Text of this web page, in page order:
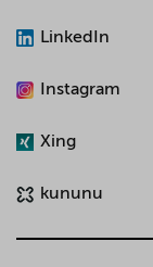
LinkedIn
Instagram
Xing
kununu